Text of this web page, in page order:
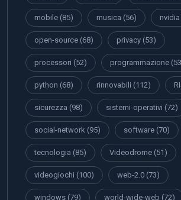
mobile (85) musica (56) nvidia
open-source (68) privacy (53)
processori (52) programmazione
python (68) rinnovabili (112)
sicurezza (98) sistemi-operativi (72)
social-network (95) software (70)
tecnologia (85) Videodrome (51)
videogiochi (100) web-2.0 (73)
windows (79) world-wide-web (72)